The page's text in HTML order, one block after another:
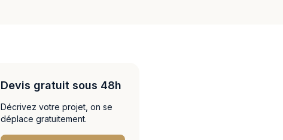
Devis gratuit sous 48h
Décrivez votre projet, on se
déplace gratuitement.